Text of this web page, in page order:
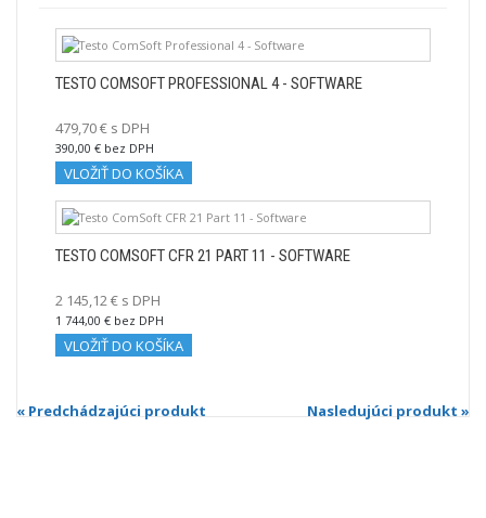
TESTO COMSOFT PROFESSIONAL 4 - SOFTWARE
479,70 € s DPH
390,00 € bez DPH
VLOŽIŤ DO KOŠÍKA
TESTO COMSOFT CFR 21 PART 11 - SOFTWARE
2 145,12 € s DPH
1 744,00 € bez DPH
VLOŽIŤ DO KOŠÍKA
« Predchádzajúci produkt Nasledujúci produkt »